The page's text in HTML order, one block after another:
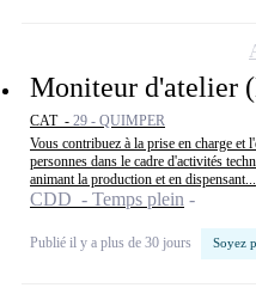
Moniteur d'atelier
CAT - 29 - QUIMPER
Vous contribuez à la prise en charge et
personnes dans le cadre d'activités
animant la production et en dispensant...
CDD - Temps plein
Publié il y a plus de 30 jours Soyez